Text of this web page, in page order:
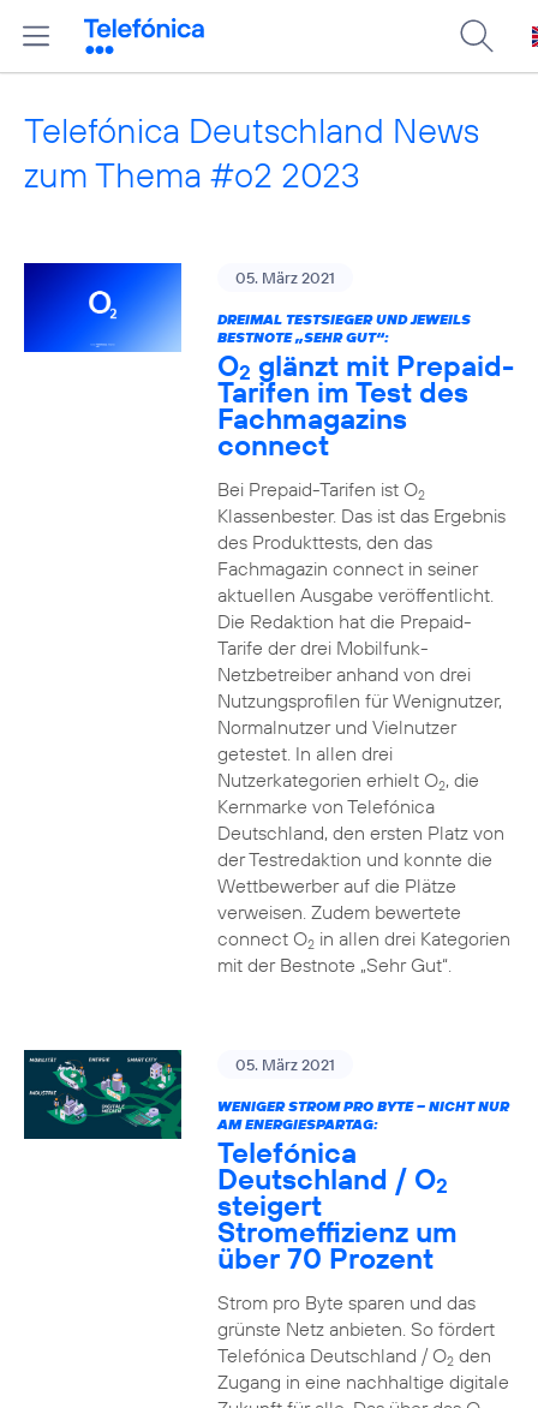
Telefónica Deutschland News
zum Thema #o2 2023
05. März 2021
DREIMAL TESTSIEGER UND JEWEILS
BESTNOTE „SEHR GUT“:
O2 glänzt mit Prepaid-
Tarifen im Test des
Fachmagazins
connect
Bei Prepaid-Tarifen ist O2
Klassenbester. Das ist das Ergebnis
des Produkttests, den das
Fachmagazin connect in seiner
aktuellen Ausgabe veröffentlicht.
Die Redaktion hat die Prepaid-
Tarife der drei Mobilfunk-
Netzbetreiber anhand von drei
Nutzungsprofilen für Wenignutzer,
Normalnutzer und Vielnutzer
getestet. In allen drei
Nutzerkategorien erhielt O2, die
Kernmarke von Telefónica
Deutschland, den ersten Platz von
der Testredaktion und konnte die
Wettbewerber auf die Plätze
verweisen. Zudem bewertete
connect O2in allen drei Kategorien
mit der Bestnote „Sehr Gut“.
05. März 2021
WENIGER STROM PRO BYTE – NICHT NUR
AM ENERGIESPARTAG:
Telefónica
Deutschland / O2
steigert
Stromeffizienz um
über 70 Prozent
Strom pro Byte sparen und das
grünste Netz anbieten. So fördert
Telefónica Deutschland / O2den
Zugang in eine nachhaltige digitale